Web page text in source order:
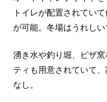
トイレが配置されてい
が可能。冬場はうれしい
湧き水や釣り堀、ピザ
ティも用意されていて
なし。